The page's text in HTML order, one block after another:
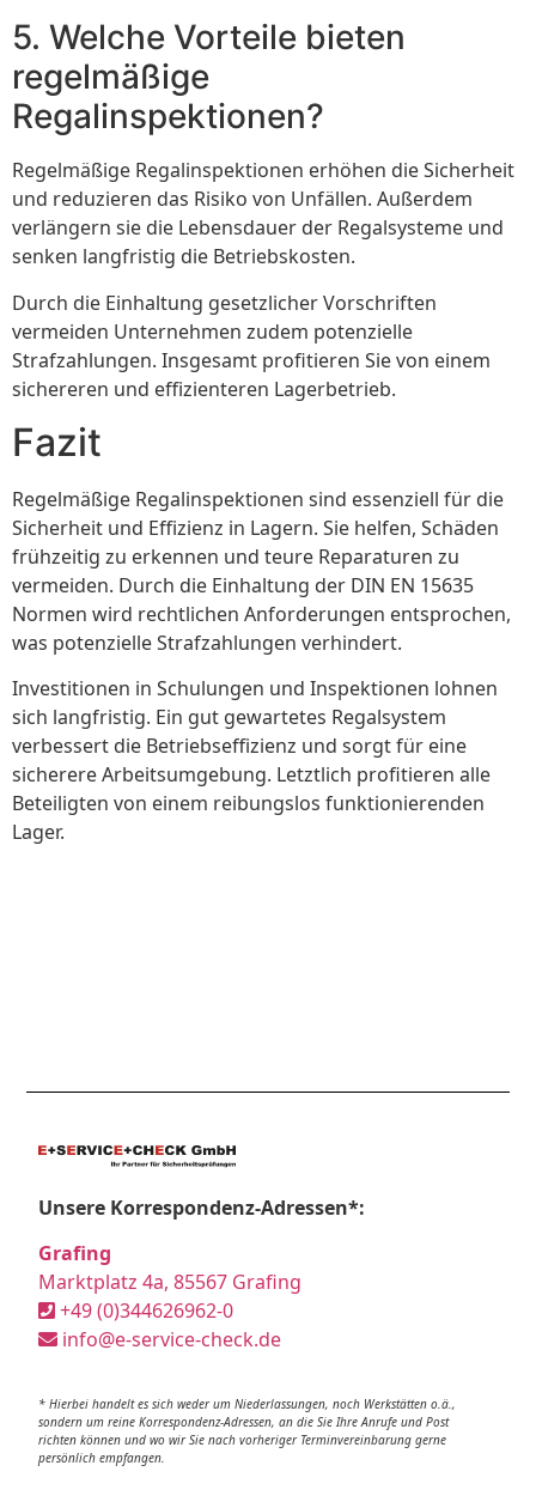
5. Welche Vorteile bieten
regelmäßige
Regalinspektionen?
Regelmäßige Regalinspektionen erhöhen die Sicherheit
und reduzieren das Risiko von Unfällen. Außerdem
verlängern sie die Lebensdauer der Regalsysteme und
senken langfristig die Betriebskosten.
Durch die Einhaltung gesetzlicher Vorschriften
vermeiden Unternehmen zudem potenzielle
Strafzahlungen. Insgesamt profitieren Sie von einem
sichereren und effizienteren Lagerbetrieb.
Fazit
Regelmäßige Regalinspektionen sind essenziell für die
Sicherheit und Effizienz in Lagern. Sie helfen, Schäden
frühzeitig zu erkennen und teure Reparaturen zu
vermeiden. Durch die Einhaltung der DIN EN 15635
Normen wird rechtlichen Anforderungen entsprochen,
was potenzielle Strafzahlungen verhindert.
Investitionen in Schulungen und Inspektionen lohnen
sich langfristig. Ein gut gewartetes Regalsystem
verbessert die Betriebseffizienz und sorgt für eine
sicherere Arbeitsumgebung. Letztlich profitieren alle
Beteiligten von einem reibungslos funktionierenden
Lager.
Unsere Korrespondenz-Adressen*:
Grafing
Marktplatz 4a, 85567 Grafing
+49 (0)344626962-0
info@e-service-check.de
* Hierbei handelt es sich weder um Niederlassungen, noch Werkstätten o.ä.,
sondern um reine Korrespondenz-Adressen, an die Sie Ihre Anrufe und Post
richten können und wo wir Sie nach vorheriger Terminvereinbarung gerne
persönlich empfangen.